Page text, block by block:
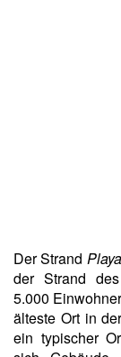
Der Strand
der Strand
5.000
älteste Ort in
ein typischer